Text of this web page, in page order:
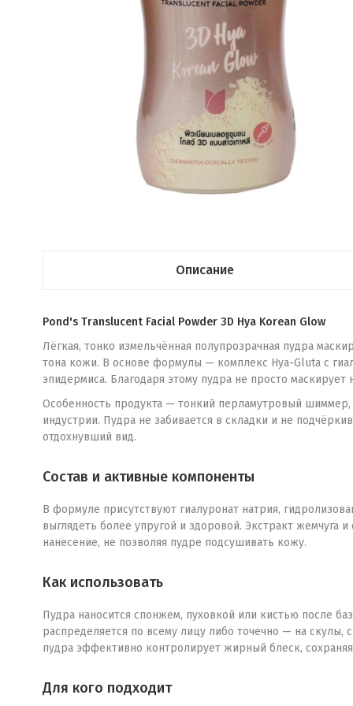
Описание
Pond's Translucent Facial Powder 3D Hya Korean Glow
Лёгкая, тонко измельчённая полупрозрачная пудра
тона кожи. В основе формулы — комплекс Hya-Gluta с
эпидермиса. Благодаря этому пудра не просто
Особенность продукта — тонкий перламутровый
индустрии. Пудра не забивается в складки и не
отдохнувший вид.
Состав и активные компоненты
В формуле присутствуют гиалуронат натрия,
выглядеть более упругой и здоровой. Экстракт жемчуга
нанесение, не позволяя пудре подсушивать кожу.
Как использовать
Пудра наносится спонжем, пуховкой или кистью после
распределяется по всему лицу либо точечно — на
пудра эффективно контролирует жирный блеск,
Для кого подходит